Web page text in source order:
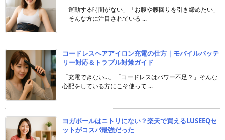
「運動する時間がない」「お腹や腰回りを引き締めたい」
―そんな方に注目されている ...
コードレスヘアアイロン充電の仕方｜モバイルバッテ
リー対応＆トラブル対策ガイド
「充電できない…」「コードレスはパワー不足？」そんな
心配をしている方にこそ使って ...
ヨガポールはニトリにない？楽天で買えるLUSEEQセ
ットがコスパ最強だった